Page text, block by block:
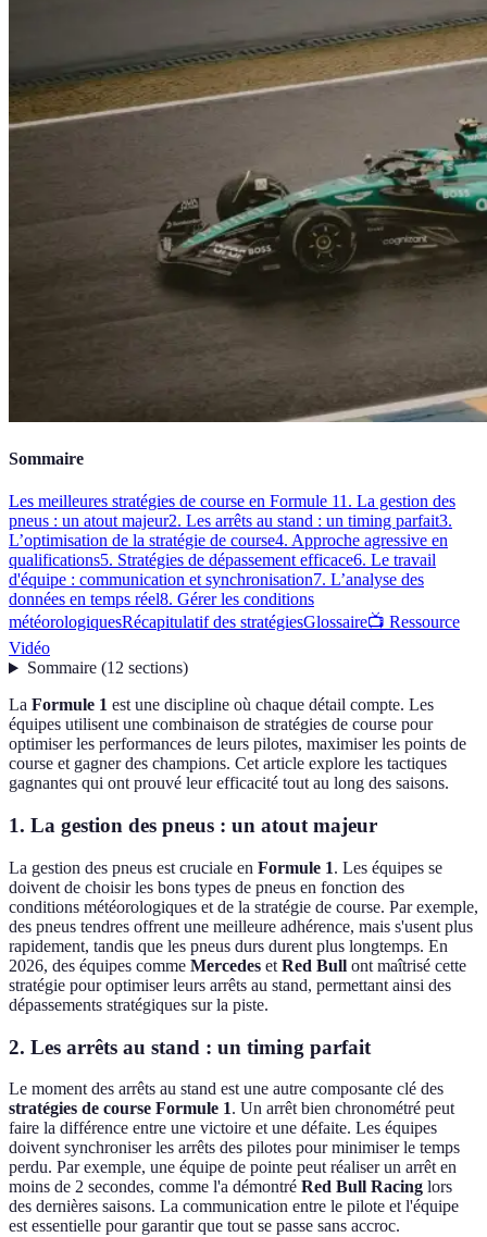
Sommaire
Les meilleures stratégies de course en Formule 11. La gestion des
pneus : un atout majeur2. Les arrêts au stand : un timing parfait3.
L’optimisation de la stratégie de course4. Approche agressive en
qualifications5. Stratégies de dépassement efficace6. Le travail
d'équipe : communication et synchronisation7. L’analyse des
données en temps réel8. Gérer les conditions
météorologiquesRécapitulatif des stratégiesGlossaire📺 Ressource
Vidéo
Sommaire(12 sections)
La Formule 1 est une discipline où chaque détail compte. Les
équipes utilisent une combinaison de stratégies de course pour
optimiser les performances de leurs pilotes, maximiser les points de
course et gagner des champions. Cet article explore les tactiques
gagnantes qui ont prouvé leur efficacité tout au long des saisons.
1. La gestion des pneus : un atout majeur
La gestion des pneus est cruciale en Formule 1. Les équipes se
doivent de choisir les bons types de pneus en fonction des
conditions météorologiques et de la stratégie de course. Par exemple,
des pneus tendres offrent une meilleure adhérence, mais s'usent plus
rapidement, tandis que les pneus durs durent plus longtemps. En
2026, des équipes comme Mercedes et Red Bull ont maîtrisé cette
stratégie pour optimiser leurs arrêts au stand, permettant ainsi des
dépassements stratégiques sur la piste.
2. Les arrêts au stand : un timing parfait
Le moment des arrêts au stand est une autre composante clé des
stratégies de course Formule 1. Un arrêt bien chronométré peut
faire la différence entre une victoire et une défaite. Les équipes
doivent synchroniser les arrêts des pilotes pour minimiser le temps
perdu. Par exemple, une équipe de pointe peut réaliser un arrêt en
moins de 2 secondes, comme l'a démontré Red Bull Racing lors
des dernières saisons. La communication entre le pilote et l'équipe
est essentielle pour garantir que tout se passe sans accroc.